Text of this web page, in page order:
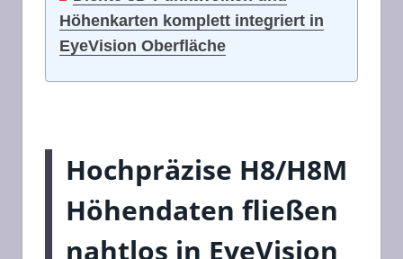
Höhenkarten komplett integriert in
EyeVision Oberfläche
Hochpräzise H8/H8M
Höhendaten fließen
nahtlos in EyeVision